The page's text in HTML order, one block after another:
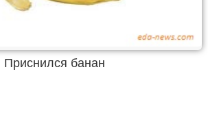
Приснился банан